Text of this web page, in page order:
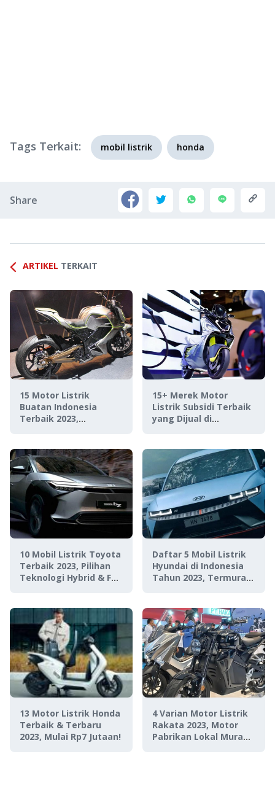
Tags Terkait: mobil listrik honda
Share
ARTIKEL TERKAIT
15 Motor Listrik
Buatan Indonesia
Terbaik 2023,
15+ Merek Motor
Listrik Subsidi Terbaik
yang Dijual di
10 Mobil Listrik Toyota
Terbaik 2023, Pilihan
Teknologi Hybrid & Full
Daftar 5 Mobil Listrik
Hyundai di Indonesia
Tahun 2023, Termurah
13 Motor Listrik Honda
Terbaik & Terbaru
2023, Mulai Rp7 Jutaan!
4 Varian Motor Listrik
Rakata 2023, Motor
Pabrikan Lokal Murah